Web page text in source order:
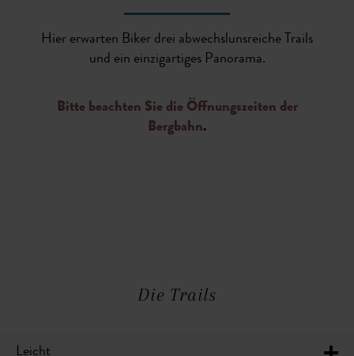
Hier erwarten Biker drei abwechslunsreiche Trails
und ein einzigartiges Panorama.
Bitte beachten Sie die Öffnungszeiten der
Bergbahn.
Die Trails
Leicht